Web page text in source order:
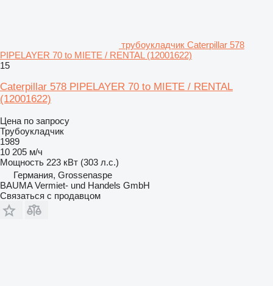
трубоукладчик Caterpillar 578
PIPELAYER 70 to MIETE / RENTAL (12001622)
15
Caterpillar 578 PIPELAYER 70 to MIETE / RENTAL
(12001622)
Цена по запросу
Трубоукладчик
1989
10 205 м/ч
Мощность 223 кВт (303 л.с.)
Германия, Grossenaspe
BAUMA Vermiet- und Handels GmbH
Связаться с продавцом